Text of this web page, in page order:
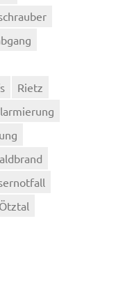
Rietz
Ötztal